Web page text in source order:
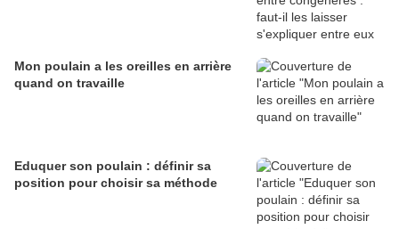
Mon poulain a les oreilles en arrière
quand on travaille
Eduquer son poulain : définir sa
position pour choisir sa méthode